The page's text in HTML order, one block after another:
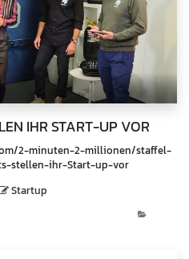
IHR START-UP VOR
2-minuten-2-millionen/staffel-
stellen-ihr-Start-up-vor
Startup